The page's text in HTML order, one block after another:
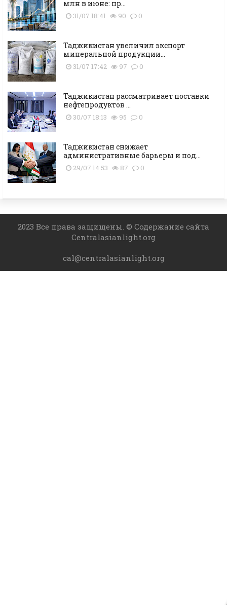
млн в июне: пр...
31/07 18:41 90 0
Таджикистан увеличил экспорт
минеральной продукции...
31/07 17:42 97 0
Таджикистан рассматривает поставки
нефтепродуктов ...
30/07 18:13 95 0
Таджикистан снижает
административные барьеры и под...
29/07 14:53 87 0
2023 Все права защищены. © Содержание сайта
Centralasianlight.org
cal@centralasianlight.org